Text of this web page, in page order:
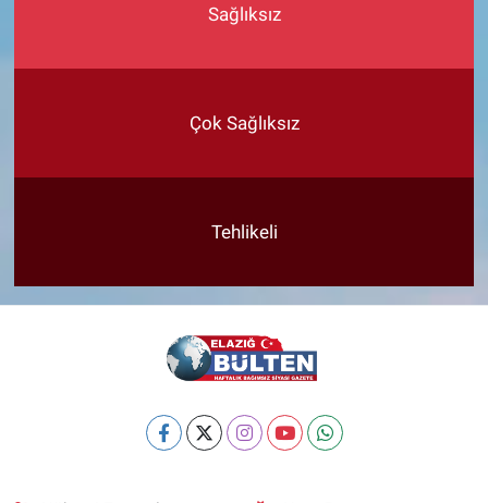
Sağlıksız
Çok Sağlıksız
Tehlikeli